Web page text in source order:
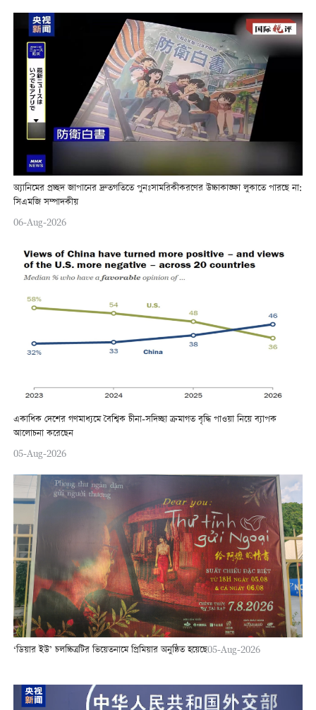
অ্যানিমের প্রচ্ছদ জাপানের দ্রুতগতিতে পুনঃসামরিকীকরণের উচ্চাকাঙ্ক্ষা লুকাতে পারছে না:
সিএমজি সম্পাদকীয়
06-Aug-2026
একাধিক দেশের গণমাধ্যমে বৈশ্বিক চীনা-সদিচ্ছা ক্রমাগত বৃদ্ধি পাওয়া নিয়ে ব্যাপক
আলোচনা করেছেন
05-Aug-2026
‘ডিয়ার ইউ’ চলচ্চিত্রটির ভিয়েতনামে প্রিমিয়ার অনুষ্ঠিত হয়েছে05-Aug-2026